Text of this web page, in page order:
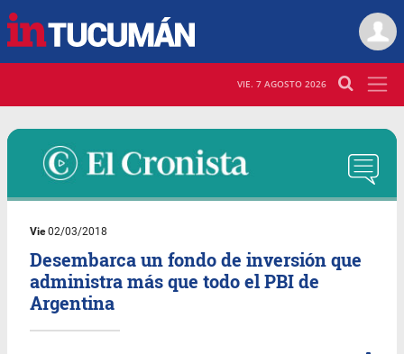
VIE. 7 AGOSTO 2026
Vie02/03/2018
Desembarca un fondo de inversión que
administra más que todo el PBI de
Argentina